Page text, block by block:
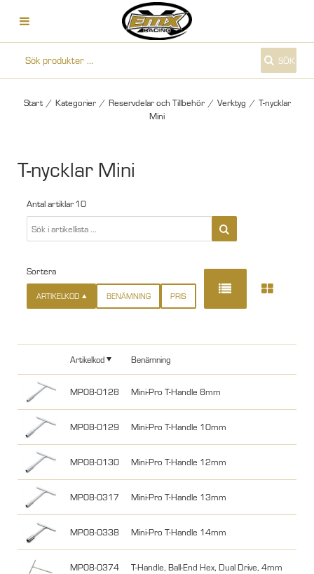
SÖK
Start / Kategorier / Reservdelar och Tillbehör / Verktyg / T-nycklar
Mini
T-nycklar Mini
Antal artiklar 10
Sortera
ARTIKELKOD BENÄMNING PRIS
Artikelkod Benämning
MP08-0128 Mini-Pro T-Handle 8mm
MP08-0129 Mini-Pro T-Handle 10mm
MP08-0130 Mini-Pro T-Handle 12mm
MP08-0317 Mini-Pro T-Handle 13mm
MP08-0338 Mini-Pro T-Handle 14mm
MP08-0374 T-Handle, Ball-End Hex, Dual Drive, 4mm